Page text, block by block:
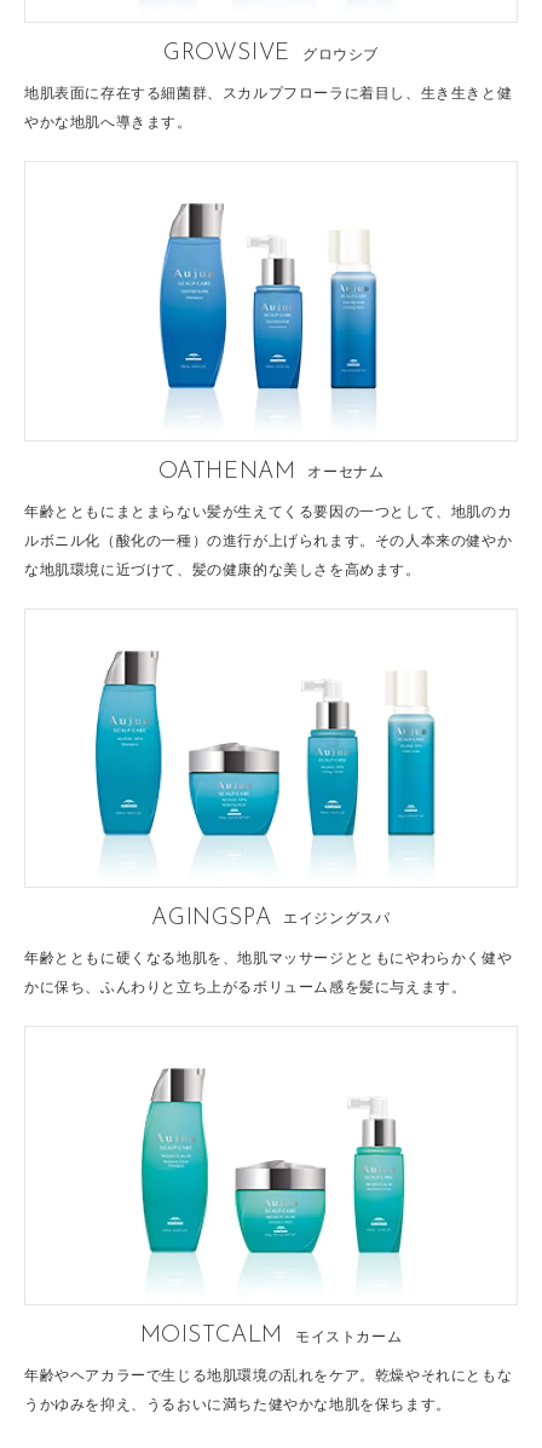
GROWSIVE グロウシブ
地肌表面に存在する細菌群、スカルプフローラに着目し、生き生きと健
やかな地肌へ導きます。
OATHENAM オーセナム
年齢とともにまとまらない髪が生えてくる要因の一つとして、地肌のカ
ルボニル化（酸化の一種）の進行が上げられます。その人本来の健やか
な地肌環境に近づけて、髪の健康的な美しさを高めます。
AGINGSPA エイジングスパ
年齢とともに硬くなる地肌を、地肌マッサージとともにやわらかく健や
かに保ち、ふんわりと立ち上がるボリューム感を髪に与えます。
MOISTCALM モイストカーム
年齢やヘアカラーで生じる地肌環境の乱れをケア。乾燥やそれにともな
うかゆみを抑え、うるおいに満ちた健やかな地肌を保ちます。